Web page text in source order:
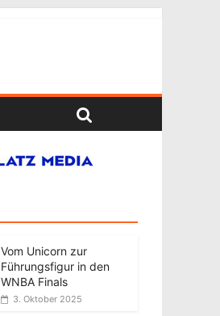
Vom Unicorn zur
Führungsfigur in den
WNBA Finals
3. Oktober 2025